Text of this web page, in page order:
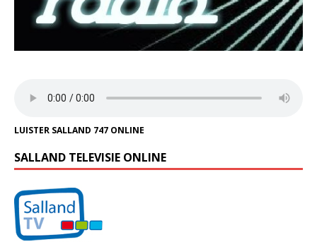
LUISTER SALLAND 747 ONLINE
SALLAND TELEVISIE ONLINE